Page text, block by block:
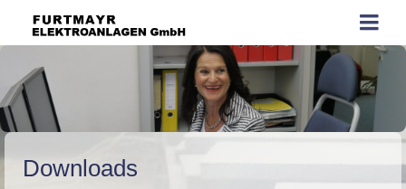
Downloads